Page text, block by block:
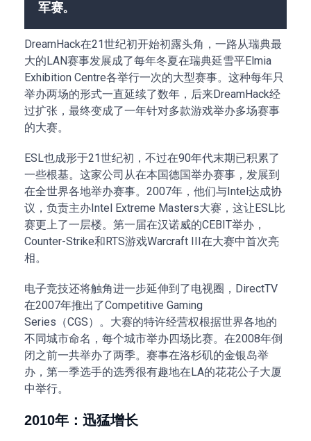
军赛。
DreamHack在21世纪初开始初露头角，一路从瑞典最
大的LAN赛事发展成了每年冬夏在瑞典延雪平Elmia
Exhibition Centre各举行一次的大型赛事。这种每年只
举办两场的形式一直延续了数年，后来DreamHack经
过扩张，最终变成了一年针对多款游戏举办多场赛事
的大赛。
ESL也成形于21世纪初，不过在90年代末期已积累了
一些根基。这家公司从在本国德国举办赛事，发展到
在全世界各地举办赛事。2007年，他们与Intel达成协
议，负责主办Intel Extreme Masters大赛，这让ESL比
赛更上了一层楼。第一届在汉诺威的CEBIT举办，
Counter-Strike和RTS游戏Warcraft III在大赛中首次亮
相。
电子竞技还将触角进一步延伸到了电视圈，DirectTV
在2007年推出了Competitive Gaming
Series（CGS）。大赛的特许经营权根据世界各地的
不同城市命名，每个城市举办四场比赛。在2008年倒
闭之前一共举办了两季。赛事在洛杉矶的金银岛举
办，第一季选手的选秀很有趣地在LA的花花公子大厦
中举行。
2010年：迅猛增长